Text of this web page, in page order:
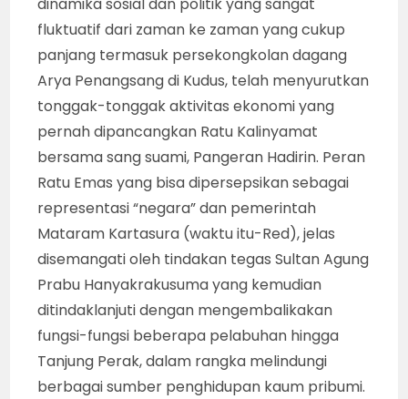
dinamika sosial dan politik yang sangat
fluktuatif dari zaman ke zaman yang cukup
panjang termasuk persekongkolan dagang
Arya Penangsang di Kudus, telah menyurutkan
tonggak-tonggak aktivitas ekonomi yang
pernah dipancangkan Ratu Kalinyamat
bersama sang suami, Pangeran Hadirin. Peran
Ratu Emas yang bisa dipersepsikan sebagai
representasi “negara” dan pemerintah
Mataram Kartasura (waktu itu-Red), jelas
disemangati oleh tindakan tegas Sultan Agung
Prabu Hanyakrakusuma yang kemudian
ditindaklanjuti dengan mengembalikakan
fungsi-fungsi beberapa pelabuhan hingga
Tanjung Perak, dalam rangka melindungi
berbagai sumber penghidupan kaum pribumi.